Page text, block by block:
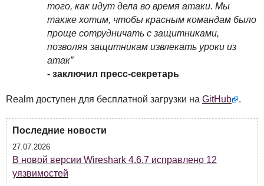
того, как идут дела во время атаки. Мы
также хотим, чтобы красным командам было
проще сотрудничать с защитниками,
позволяя защитникам извлекать уроки из
атак”
- заключил пресс-секретарь
Realm доступен для бесплатной загрузки на GitHub .
Последние новости
27.07.2026
В новой версии Wireshark 4.6.7 исправлено 12
уязвимостей